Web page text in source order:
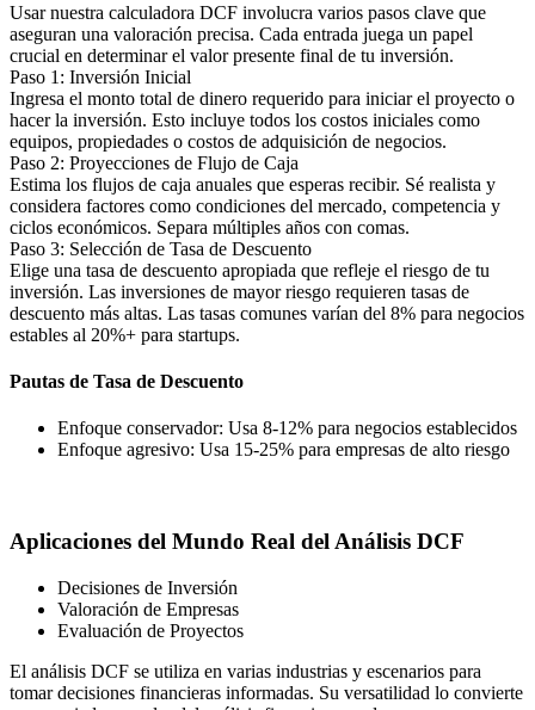
Usar nuestra calculadora DCF involucra varios pasos clave que
aseguran una valoración precisa. Cada entrada juega un papel
crucial en determinar el valor presente final de tu inversión.
Paso 1: Inversión Inicial
Ingresa el monto total de dinero requerido para iniciar el proyecto o
hacer la inversión. Esto incluye todos los costos iniciales como
equipos, propiedades o costos de adquisición de negocios.
Paso 2: Proyecciones de Flujo de Caja
Estima los flujos de caja anuales que esperas recibir. Sé realista y
considera factores como condiciones del mercado, competencia y
ciclos económicos. Separa múltiples años con comas.
Paso 3: Selección de Tasa de Descuento
Elige una tasa de descuento apropiada que refleje el riesgo de tu
inversión. Las inversiones de mayor riesgo requieren tasas de
descuento más altas. Las tasas comunes varían del 8% para negocios
estables al 20%+ para startups.
Pautas de Tasa de Descuento
Enfoque conservador: Usa 8-12% para negocios establecidos
Enfoque agresivo: Usa 15-25% para empresas de alto riesgo
Aplicaciones del Mundo Real del Análisis DCF
Decisiones de Inversión
Valoración de Empresas
Evaluación de Proyectos
El análisis DCF se utiliza en varias industrias y escenarios para
tomar decisiones financieras informadas. Su versatilidad lo convierte